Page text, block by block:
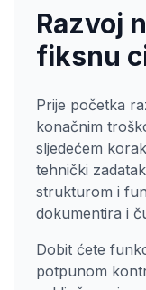
Razvoj
fiksnu
Prije početka
konačnim
sljedećem
tehnički
strukturom i
dokumentira i
Dobit ćete
potpunom